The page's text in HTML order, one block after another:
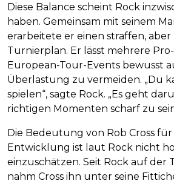
Diese Balance scheint Rock
haben. Gemeinsam mit seinem
erarbeitete er einen straffen, aber
Turnierplan. Er lässt mehrere
European-Tour-Events bewusst
Überlastung zu vermeiden. „Du
spielen“, sagte Rock. „Es geht
richtigen Momenten scharf zu
Die Bedeutung von Rob Cross für
Entwicklung ist laut Rock nicht
einzuschätzen. Seit Rock auf der
nahm Cross ihn unter seine